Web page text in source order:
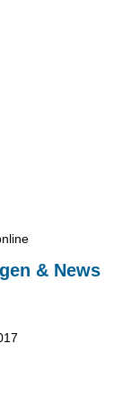
& News